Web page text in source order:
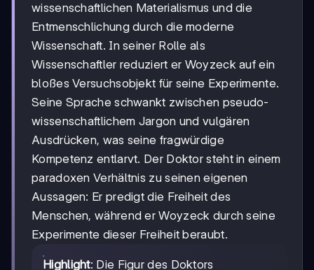
wissenschaftlichen Materialismus und die
Entmenschlichung durch die moderne
Wissenschaft. In seiner Rolle als
Wissenschaftler reduziert er Woyzeck auf ein
bloßes Versuchsobjekt für seine Experimente.
Seine Sprache schwankt zwischen pseudo-
wissenschaftlichem Jargon und vulgären
Ausdrücken, was seine fragwürdige
Kompetenz entlarvt. Der Doktor steht in einem
paradoxen Verhältnis zu seinen eigenen
Aussagen: Er predigt die Freiheit des
Menschen, während er Woyzeck durch seine
Experimente dieser Freiheit beraubt.
Highlight: Die Figur des Doktors